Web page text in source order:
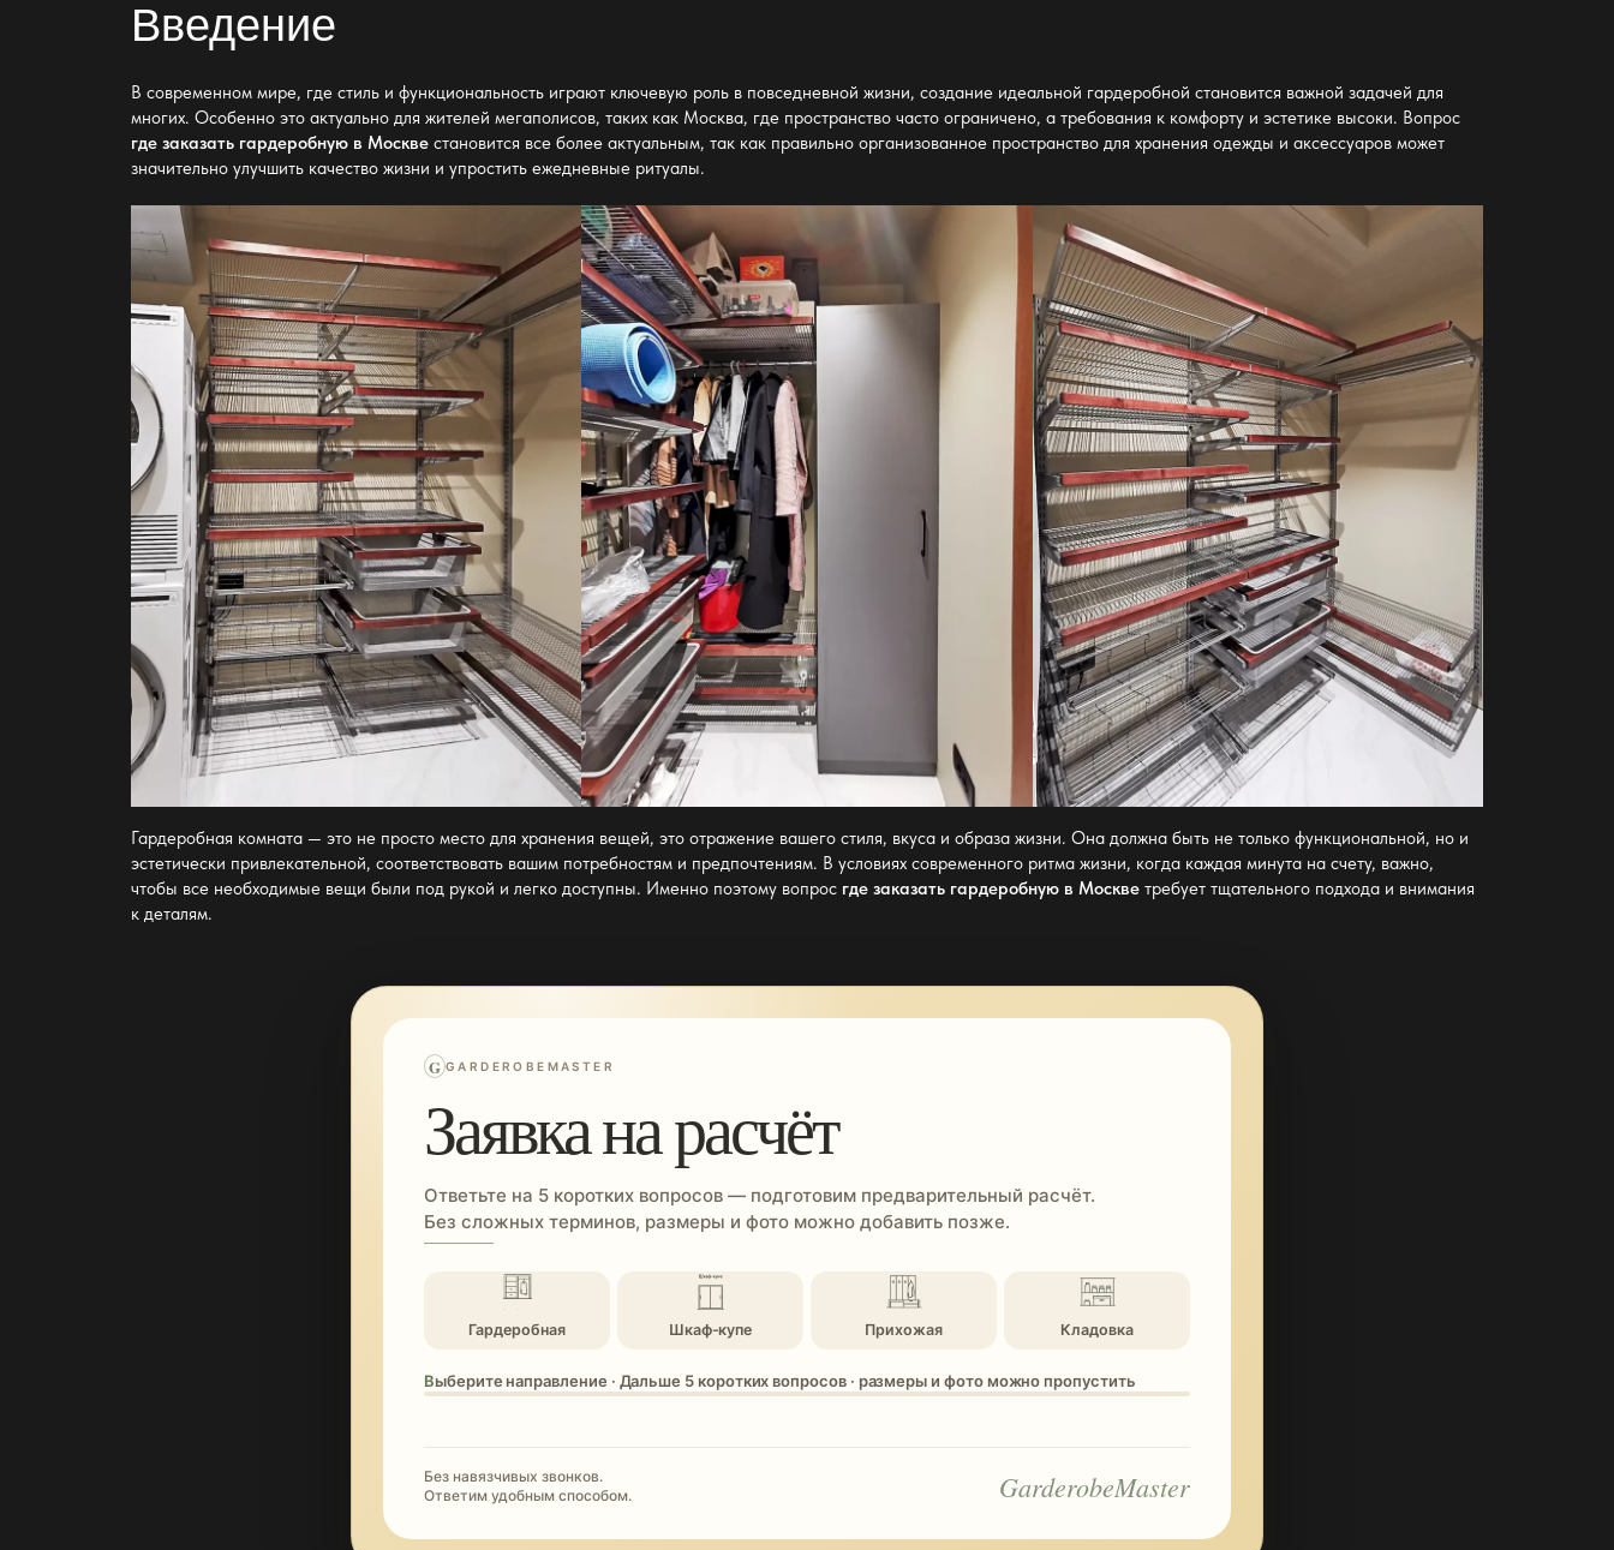
Введение
В современном мире, где стиль и функциональность играют ключевую роль в повседневной жизни, создание идеальной гардеробной становится важной задачей для
многих. Особенно это актуально для жителей мегаполисов, таких как Москва, где пространство часто ограничено, а требования к комфорту и эстетике высоки. Вопрос
где заказать гардеробную в Москве становится все более актуальным, так как правильно организованное пространство для хранения одежды и аксессуаров может
значительно улучшить качество жизни и упростить ежедневные ритуалы.
Гардеробная комната — это не просто место для хранения вещей, это отражение вашего стиля, вкуса и образа жизни. Она должна быть не только функциональной, но и
эстетически привлекательной, соответствовать вашим потребностям и предпочтениям. В условиях современного ритма жизни, когда каждая минута на счету, важно,
чтобы все необходимые вещи были под рукой и легко доступны. Именно поэтому вопрос где заказать гардеробную в Москве требует тщательного подхода и внимания
к деталям.
G GARDEROBEMASTER
Заявка на расчёт
Ответьте на 5 коротких вопросов — подготовим предварительный расчёт.
Без сложных терминов, размеры и фото можно добавить позже.
Гардеробная Шкаф-купе Прихожая Кладовка
Выберите направление · Дальше 5 коротких вопросов · размеры и фото можно пропустить
Без навязчивых звонков.
Ответим удобным способом.
GarderobeMaster